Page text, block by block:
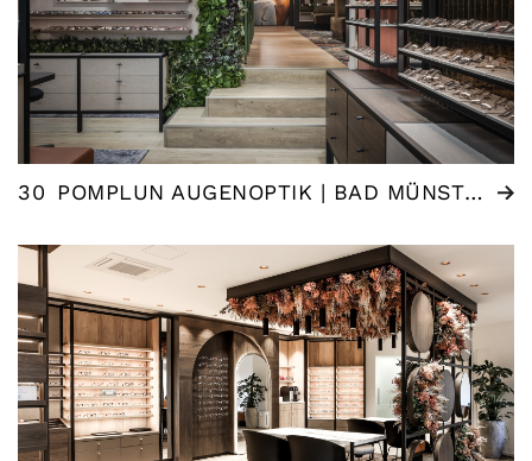
30 POMPLUN AUGENOPTIK | BAD MÜNSTEREIFEL (DE)